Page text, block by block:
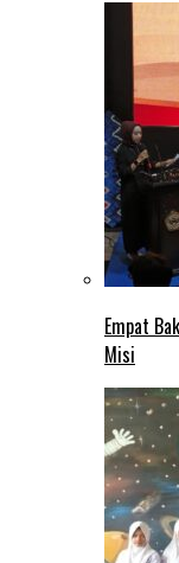
Empat
Misi